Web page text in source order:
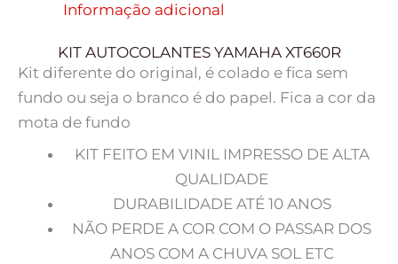
Informação adicional
KIT AUTOCOLANTES YAMAHA XT660R
Kit diferente do original, é colado e fica sem
fundo ou seja o branco é do papel. Fica a cor da
mota de fundo
KIT FEITO EM VINIL IMPRESSO DE ALTA
QUALIDADE
DURABILIDADE ATÉ 10 ANOS
NÃO PERDE A COR COM O PASSAR DOS
ANOS COM A CHUVA SOL ETC